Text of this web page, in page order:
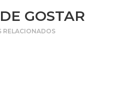
GOSTAR
RELACIONADOS